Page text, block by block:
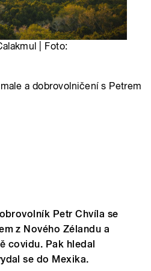
| Foto:
a dobrovolničení s Petrem
Petr Chvíla se
z Nového Zélandu a
covidu. Pak hledal
se do Mexika.